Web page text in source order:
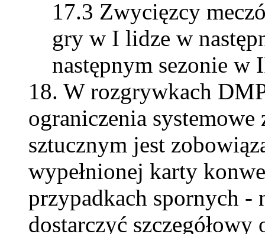
Zwycięzcy
gry w I lidze w
następnym sezonie w
W rozgrywkach
ograniczenia systemowe
sztucznym jest
wypełnionej karty
przypadkach spornych -
dostarczyć